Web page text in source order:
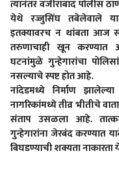
त्यानंतर वजीराबाद पोलीस
येथे रज्जुसिंघ तबेलेवाले
इतक्यावरच न थांबता आज
तरुणाचाही खून करण्यात
घटनांमुळे गुन्हेगारांचा
नसल्याचे स्पष्ट होत आहे.
नांदेडमध्ये निर्माण
नागरिकांमध्ये तीव्र भीतीचे
संताप उसळला आहे.
गुन्हेगारांना जेरबंद करण्यात
बिघडण्याची शक्यता नाकारता